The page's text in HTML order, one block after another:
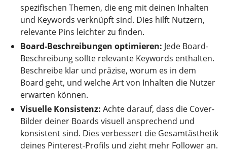
spezifischen Themen, die eng mit deinen Inhalten
und Keywords verknüpft sind. Dies hilft Nutzern,
relevante Pins leichter zu finden.
Board-Beschreibungen optimieren: Jede Board-
Beschreibung sollte relevante Keywords enthalten.
Beschreibe klar und präzise, worum es in dem
Board geht, und welche Art von Inhalten die Nutzer
erwarten können.
Visuelle Konsistenz: Achte darauf, dass die Cover-
Bilder deiner Boards visuell ansprechend und
konsistent sind. Dies verbessert die Gesamtästhetik
deines Pinterest-Profils und zieht mehr Follower an.